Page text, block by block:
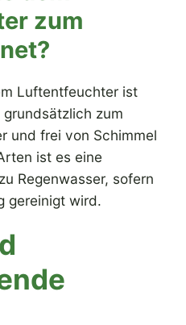
zum
Luftentfeuchter ist
zum
und frei von Schimmel
ist es eine
Regenwasser, sofern
gereinigt wird.